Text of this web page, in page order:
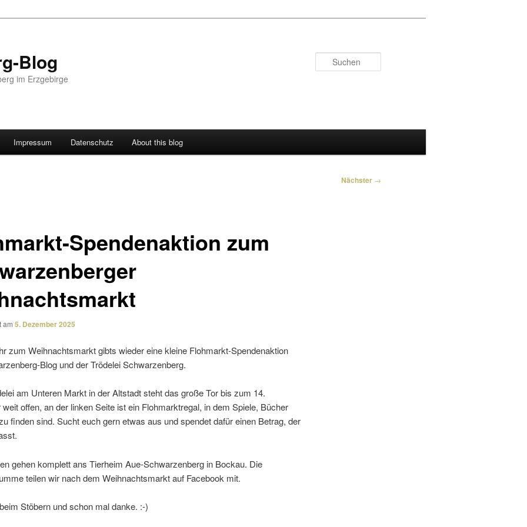
Blog
im Erzgebirge
Impressum Datenschutz About this blog
Nächster →
Spendenaktion zum
am 5. Dezember 2025
zum Weihnachtsmarkt gibts wieder eine kleine Flohmarkt-Spendenaktion
Blog und der Trödelei Schwarzenberg.
am Unteren Markt in der Altstadt steht das große Tor bis zum 14.
offen, an der linken Seite ist ein Flohmarktregal, in dem Spiele, Bücher
finden sind. Sucht euch gern etwas aus und spendet dafür einen Betrag, der
gehen komplett ans Tierheim Aue-Schwarzenberg in Bockau. Die
teilen wir nach dem Weihnachtsmarkt auf Facebook mit.
Stöbern und schon mal danke. :-)